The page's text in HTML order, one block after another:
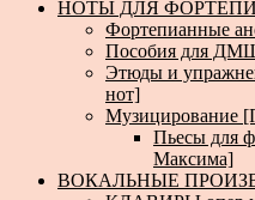
НОТЫ ДЛЯ
Фортепианные
Пособия для
Этюды и
нот]
Музицирование
Пьесы для
Максима]
ВОКАЛЬНЫЕ